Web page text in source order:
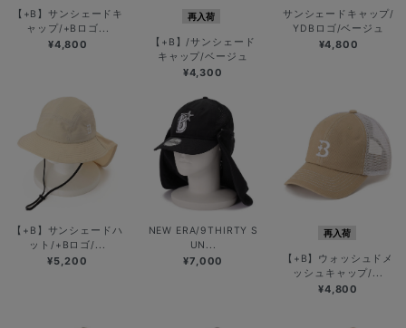
【+B】サンシェードキ
ャップ/+Bロゴ...
¥4,800
再入荷
【+B】/サンシェード
キャップ/ベージュ
¥4,300
サンシェードキャップ/
YDBロゴ/ベージュ
¥4,800
【+B】サンシェードハ
ット/+Bロゴ/...
¥5,200
NEW ERA/9THIRTY S
UN...
¥7,000
再入荷
【+B】ウォッシュドメ
ッシュキャップ/...
¥4,800